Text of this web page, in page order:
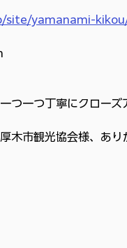
yamanami-
つ一つ丁寧にクローズ
木市観光協会様、あり